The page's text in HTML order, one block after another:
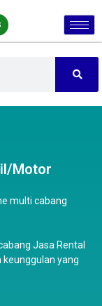
Motor
multi cabang
Jasa Rental
yang